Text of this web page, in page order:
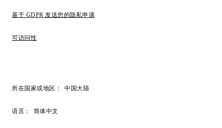
基于 GDPR 发送您的隐私申请
可访问性
所在国家或地区： 中国大陆
语言： 简体中文